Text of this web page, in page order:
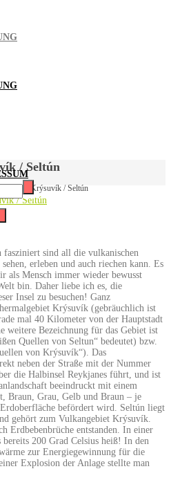
/ Seltún
Krýsuvík / Seltún
sind all die vulkanischen
erleben und auch riechen kann. Es
als Mensch immer wieder bewusst
bin. Daher liebe ich es, die
Insel zu besuchen! Ganz
Krýsuvík (gebräuchlich ist
mal 40 Kilometer von der Hauptstadt
weitere Bezeichnung für das Gebiet ist
Quellen von Seltun“ bedeutet) bzw.
von Krýsuvík“). Das
neben der Straße mit der Nummer
die Halbinsel Reykjanes führt, und ist
beeindruckt mit einem
Braun, Grau, Gelb und Braun – je
befördert wird. Seltún liegt
gehört zum Vulkangebiet Krýsuvík.
Erdbebenbrüche entstanden. In einer
200 Grad Celsius heiß! In den
zur Energiegewinnung für die
Explosion der Anlage stellte man